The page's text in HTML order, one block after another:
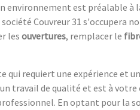
environnement est préalable à
Couvreur 31 s'occupera
les ouvertures, remplacer le
requiert une expérience et
travail de qualité et est à
En optant pour la